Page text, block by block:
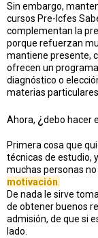
Sin embargo,
cursos Pre-Icfes
complementan la
porque refuerzan
mantiene presente,
ofrecen un
diagnóstico o
materias particulares.
Ahora, ¿debo hacer
Primera cosa que
técnicas de estudio,
muchas personas
motivación
De nada le sirve
de obtener buenos
admisión, de que si
lado.